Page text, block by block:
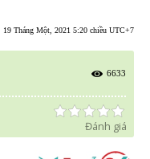
19 Tháng Một, 2021 5:20 chiều UTC+7
6633
Đánh giá